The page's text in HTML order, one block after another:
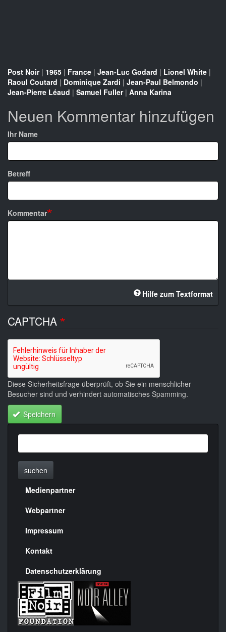
Post Noir| 1965 | France | Jean-Luc Godard | Lionel White |
Raoul Coutard | Dominique Zardi | Jean-Paul Belmondo |
Jean-Pierre Léaud | Samuel Fuller| Anna Karina
Neuen Kommentar hinzufügen
Ihr Name
Betreff
Kommentar
Hilfe zum Textformat
CAPTCHA
Diese Sicherheitsfrage überprüft, ob Sie ein menschlicher
Besucher sind und verhindert automatisches Spamming.
Speichern
suchen
Menülinks
rechte
Seite
Medienpartner
Webpartner
Impressum
Kontakt
Datenschutzerklärung